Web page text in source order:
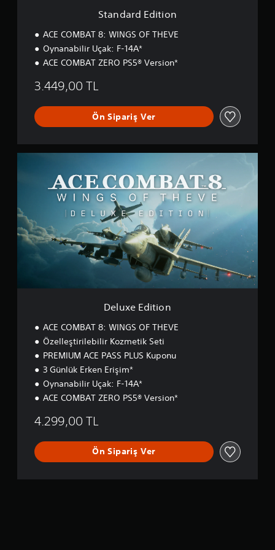
Standard Edition
ACE COMBAT 8: WINGS OF THEVE
Oynanabilir Uçak: F-14A*
ACE COMBAT ZERO PS5® Version*
3.449,00 TL
Ön Sipariş Ver
e
d
n
Deluxe Edition
ACE COMBAT 8: WINGS OF THEVE
Özelleştirilebilir Kozmetik Seti
PREMIUM ACE PASS PLUS Kuponu
3 Günlük Erken Erişim*
Oynanabilir Uçak: F-14A*
ACE COMBAT ZERO PS5® Version*
4.299,00 TL
Ön Sipariş Ver